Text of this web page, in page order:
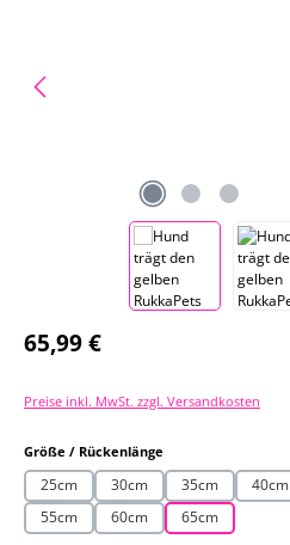
Regulärer Preis:
65,99 €
Preise inkl. MwSt. zzgl. Versandkosten
Größe / Rückenlänge
25cm 30cm 35cm 40cm
55cm
60cm 65cm